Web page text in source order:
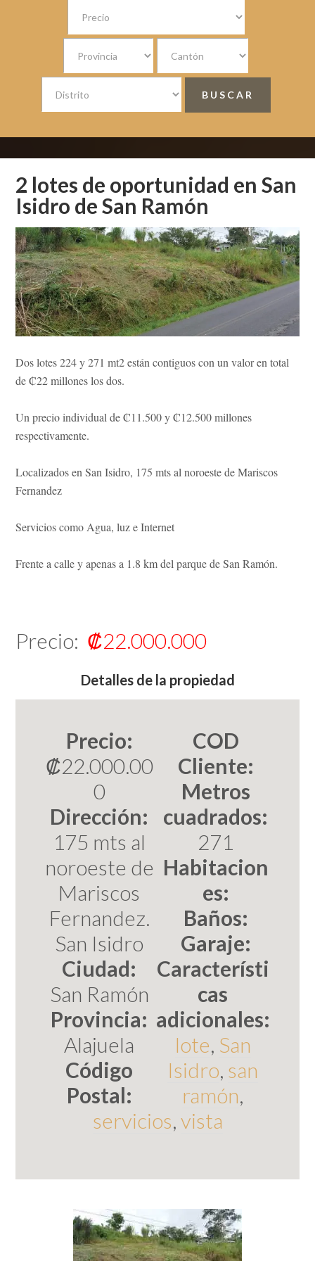
2 lotes de oportunidad en San
Isidro de San Ramón
Dos lotes 224 y 271 mt2 están contiguos con un valor en total
de ₡22 millones los dos.
Un precio individual de ₡11.500 y ₡12.500 millones
respectivamente.
Localizados en San Isidro, 175 mts al noroeste de Mariscos
Fernandez
Servicios como Agua, luz e Internet
Frente a calle y apenas a 1.8 km del parque de San Ramón.
Precio: ₡22.000.000
Detalles de la propiedad
Precio:
₡22.000.00
0
Dirección:
175 mts al
noroeste de
Mariscos
Fernandez.
San Isidro
Ciudad:
San Ramón
Provincia:
Alajuela
Código
Postal:
COD
Cliente:
Metros
cuadrados:
271
Habitacion
es:
Baños:
Garaje:
Característi
cas
adicionales:
lote, San
Isidro, san
ramón,
servicios,vista